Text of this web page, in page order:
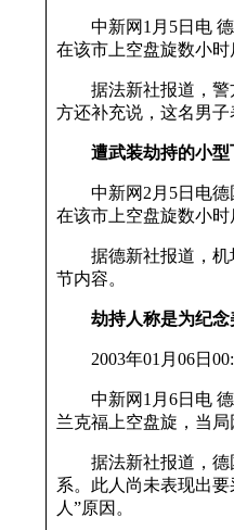
中新网1月5日电 德
在该市上空盘旋数小
据法新社报道，警
方还补充说，这名男
遭武装劫持的小
中新网2月5日电德
在该市上空盘旋数小
据德新社报道，机
节内容。
劫持人称是为纪
2003年01月06日
中新网1月6日电 德
兰克福上空盘旋，当
据法新社报道，德
系。此人尚未表现出
人”原因。